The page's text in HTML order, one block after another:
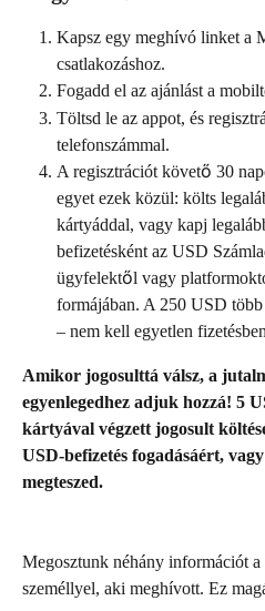
Kapsz egy meghívó linket a
csatlakozáshoz.
Fogadd el az ajánlást a
Töltsd le az appot, és
telefonszámmal.
A regisztrációt követő 30
egyet ezek közül: költs
kártyáddal, vagy kapj
befizetésként az USD
ügyfelektől vagy
formájában. A 250 USD
– nem kell egyetlen
Amikor jogosulttá válsz, a
egyenlegedhez adjuk hozzá! 5
kártyával végzett jogosult
USD-befizetés fogadásáért,
megteszed.
Megosztunk néhány információt a
személlyel, aki meghívott. Ez